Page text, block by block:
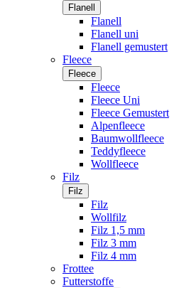
Flanell
Flanell
Flanell uni
Flanell gemustert
Fleece
Fleece
Fleece
Fleece Uni
Fleece Gemustert
Alpenfleece
Baumwollfleece
Teddyfleece
Wollfleece
Filz
Filz
Filz
Wollfilz
Filz 1,5 mm
Filz 3 mm
Filz 4 mm
Frottee
Futterstoffe